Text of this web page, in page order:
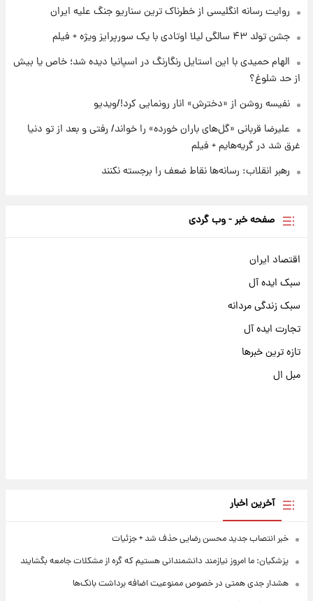
لحظه برخورد رعد و برق به ساختمان مرکز تجارت
روایت رسانه انگلیسی از خطرناک ترین سناریو جنگ علیه ایران
جشن تولد ۴۳ سالگی لیلا اوتادی با یک سورپرایز ویژه + فیلم
الهام حمیدی با این استایل رنگارنگ در اسپانیا دیده شد؛ خاص یا بیش
از حد شلوغ؟
نفیسه روشن از «دخترش» انار رونمایی کرد!/ویدیو
علیرضا قربانی «گل‌های باران خورده» را خواند/ رفتی و بعد از تو دنیا
غرق شد در گریه‌هایم + فیلم
رهبر انقلاب: رسانه‌ها نقاط ضعف را برجسته نکنند
صفحه خبر - وب گردی
اقتصاد ایران
سبک ایده آل
سبک زندگی مردانه
تجارت ایده آل
تازه ترین خبرها
مبل ال
آخرین اخبار
خبر انتصاب جدید محسن رضایی حذف شد + جزئیات
پزشکیان: ما امروز نیازمند دانشمندانی هستیم که گره از مشکلات جامعه بگشایند
هشدار جدی همتی در خصوص ممنوعیت اضافه ‌برداشت بانک‌ها